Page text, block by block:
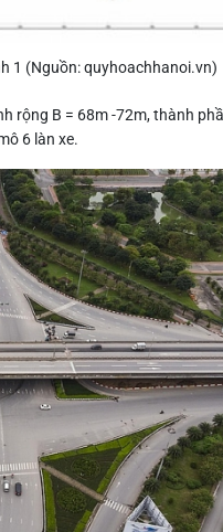
1 (Nguồn: quyhoachhanoi.vn)
rộng B = 68m -72m, thành
6 làn xe.